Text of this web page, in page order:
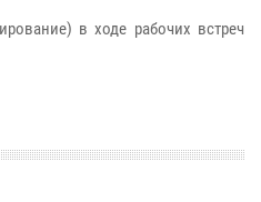
в ходе рабочих встреч